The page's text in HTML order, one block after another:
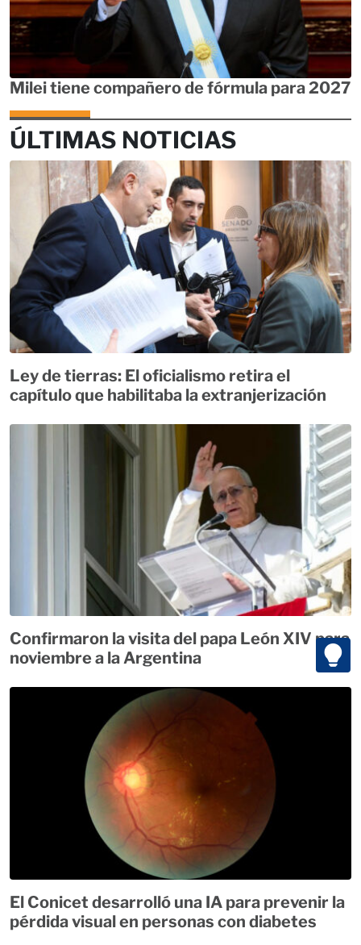
Milei tiene compañero de fórmula para 2027
ÚLTIMAS NOTICIAS
Ley de tierras: El oficialismo retira el
capítulo que habilitaba la extranjerización
Confirmaron la visita del papa León XIV para
noviembre a la Argentina
El Conicet desarrolló una IA para prevenir la
pérdida visual en personas con diabetes